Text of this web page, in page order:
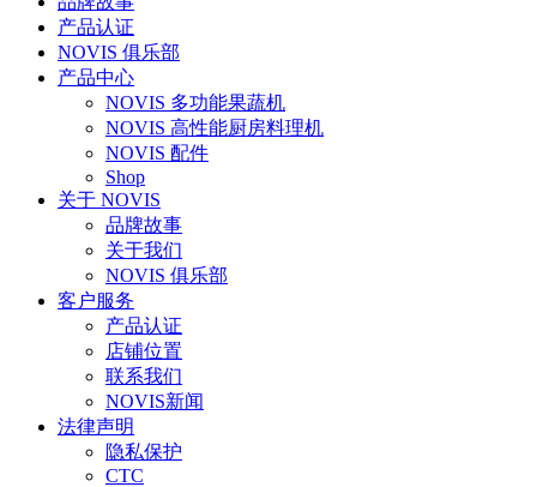
产品认证
NOVIS 俱乐部
产品中心
NOVIS 多功能果蔬机
NOVIS 高性能厨房料理机
NOVIS 配件
Shop
关于 NOVIS
品牌故事
关于我们
NOVIS 俱乐部
客户服务
产品认证
店铺位置
联系我们
NOVIS新闻
法律声明
隐私保护
CTC